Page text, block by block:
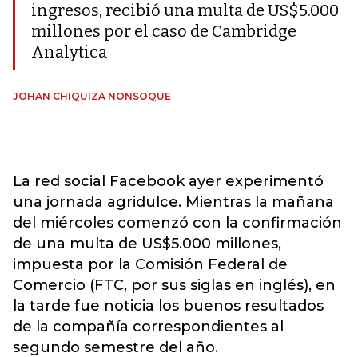
ingresos, recibió una multa de US$5.000
millones por el caso de Cambridge
Analytica
JOHAN CHIQUIZA NONSOQUE
La red social Facebook ayer experimentó
una jornada agridulce. Mientras la mañana
del miércoles comenzó con la confirmación
de una multa de US$5.000 millones,
impuesta por la Comisión Federal de
Comercio (FTC, por sus siglas en inglés), en
la tarde fue noticia los buenos resultados
de la compañía correspondientes al
segundo semestre del año.